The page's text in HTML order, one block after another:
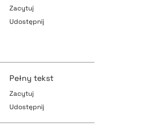
pobierz cytat
Zacytuj
Udostępnij
pobierz cytat
Pełny tekst
Zacytuj
Udostępnij